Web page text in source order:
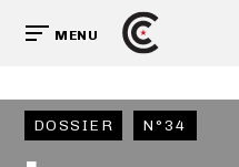
MENU
DOSSIER N°34